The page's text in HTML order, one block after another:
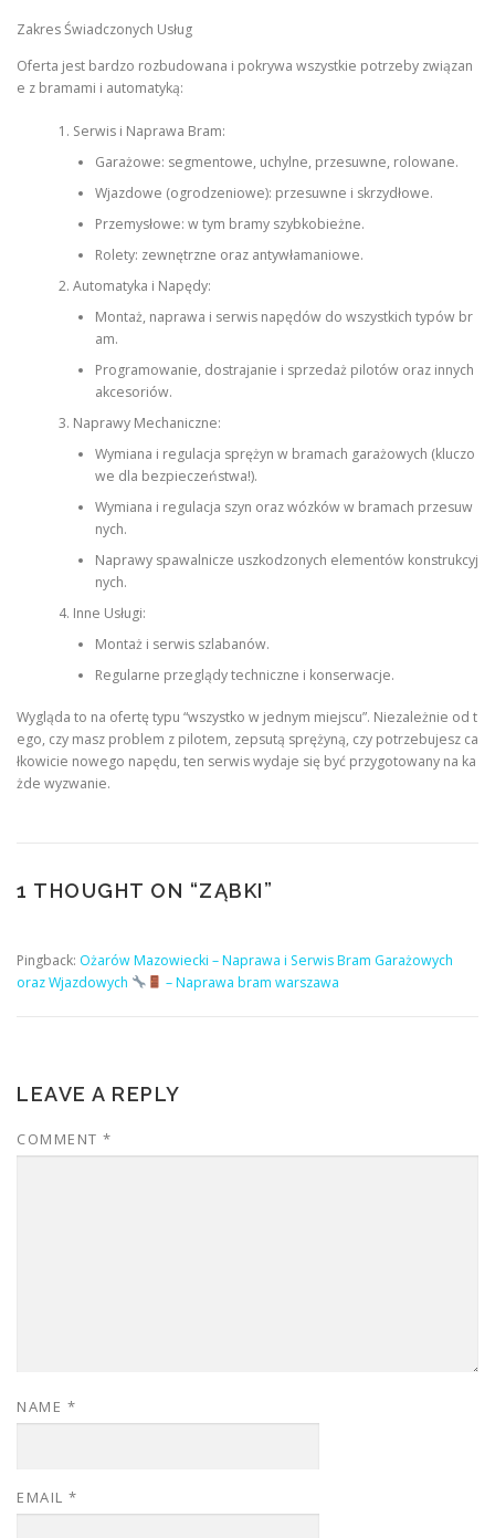
Zakres Świadczonych Usług
Oferta jest bardzo rozbudowana i pokrywa wszystkie potrzeby związan
e z bramami i automatyką:
Serwis i Naprawa Bram:
Garażowe: segmentowe, uchylne, przesuwne, rolowane.
Wjazdowe (ogrodzeniowe): przesuwne i skrzydłowe.
Przemysłowe: w tym bramy szybkobieżne.
Rolety: zewnętrzne oraz antywłamaniowe.
Automatyka i Napędy:
Montaż, naprawa i serwis napędów do wszystkich typów br
am.
Programowanie, dostrajanie i sprzedaż pilotów oraz innych
akcesoriów.
Naprawy Mechaniczne:
Wymiana i regulacja sprężyn w bramach garażowych (kluczo
we dla bezpieczeństwa!).
Wymiana i regulacja szyn oraz wózków w bramach przesuw
nych.
Naprawy spawalnicze uszkodzonych elementów konstrukcyj
nych.
Inne Usługi:
Montaż i serwis szlabanów.
Regularne przeglądy techniczne i konserwacje.
Wygląda to na ofertę typu “wszystko w jednym miejscu”. Niezależnie od t
ego, czy masz problem z pilotem, zepsutą sprężyną, czy potrzebujesz ca
łkowicie nowego napędu, ten serwis wydaje się być przygotowany na ka
żde wyzwanie.
1 THOUGHT ON “ZĄBKI”
Pingback: Ożarów Mazowiecki – Naprawa i Serwis Bram Garażowych
oraz Wjazdowych
– Naprawa bram warszawa
LEAVE A REPLY
COMMENT *
NAME *
EMAIL *